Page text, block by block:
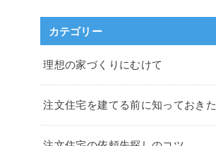
カテゴリー
理想の家づくりにむけて
注文住宅を建てる前に知っておき